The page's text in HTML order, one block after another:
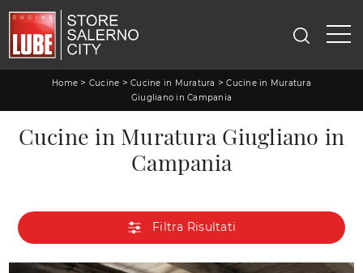
Home > Cucine >Cucine in Muratura >Cucine in Muratura
Giugliano in Campania
Cucine in Muratura Giugliano in
Campania
Filtra Risultati